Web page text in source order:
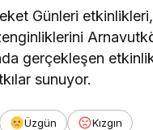
Günleri
gerçekleşen
sunuyor.
Üzgün Kızgın